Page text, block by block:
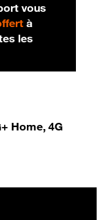
vous
à
les
Home, 4G